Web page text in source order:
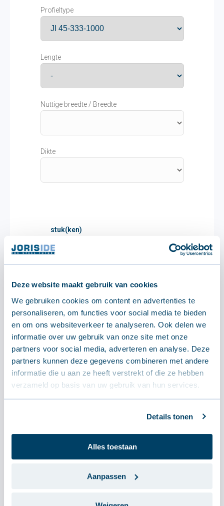
Deze website maakt gebruik van cookies
We gebruiken cookies om content en advertenties te
personaliseren, om functies voor social media te bieden
en om ons websiteverkeer te analyseren. Ook delen we
informatie over uw gebruik van onze site met onze
partners voor social media, adverteren en analyse. Deze
partners kunnen deze gegevens combineren met andere
informatie die u aan ze heeft verstrekt of die ze hebben
verzameld op basis van uw gebruik van hun services.
Details tonen
Alles toestaan
Aanpassen
Profieltype
Lengte
Nuttige breedte / Breedte
Dikte
stuk(ken)
Prijs per eenheid (incl. BTW)
Op voorraad
Afgeleverdbinnen 5 dagen
Toevoegen aan winkelwagentje
isolatiedikte gewenst?